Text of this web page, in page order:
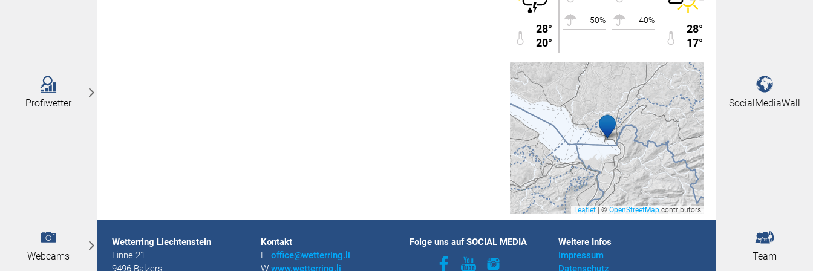
Profiwetter
Webcams
SocialMediaWall
Team
28°
20°
50% 40%
28°
17°
Leaflet | © OpenStreetMapcontributors
Wetterring Liechtenstein
Finne 21
9496 Balzers
Kontakt
E office@wetterring.li
W www.wetterring.li
Folge uns auf SOCIAL MEDIA
Weitere Infos
Impressum
Datenschutz